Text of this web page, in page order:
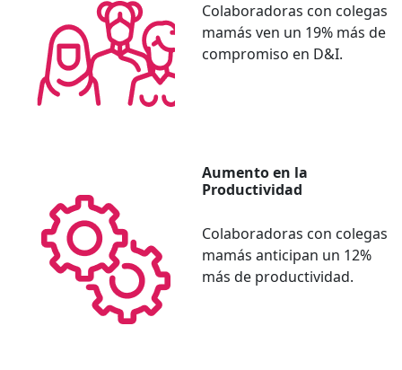
Colaboradoras con colegas
mamás ven un 19% más de
compromiso en D&I.
Aumento en la
Productividad
Colaboradoras con colegas
mamás anticipan un 12%
más de productividad.